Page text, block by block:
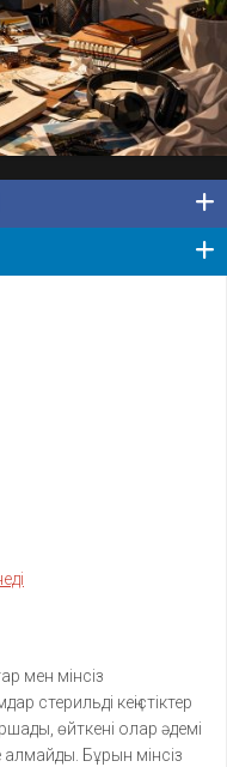
мен мінсіз
стерильді кеңістіктер
өйткені олар әдемі
алмайды. Бұрын мінсіз